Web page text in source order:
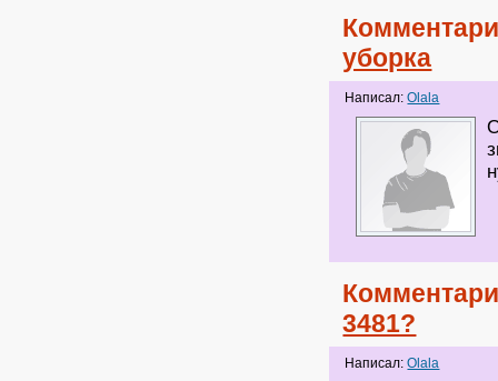
уборка
Написал:Olala
3481?
Написал:Olala